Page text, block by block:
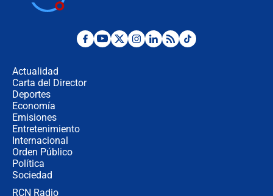
¿La posesión de Abelardo De la
Actualidad
Carta del Director
Deportes
Economía
Emisiones
Entretenimiento
Internacional
Orden Público
Política
Sociedad
RCN Radio